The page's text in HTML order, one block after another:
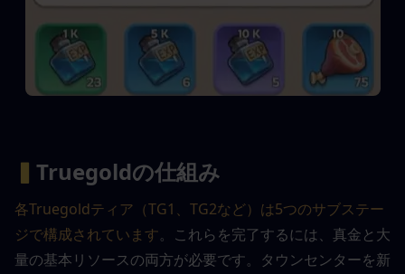
▍ Truegoldの仕組み
各Truegoldティア（TG1、TG2など）は5つのサブステー
ジで構成されています。これらを完了するには、真金と大
量の基本リソースの両方が必要です。タウンセンターを新